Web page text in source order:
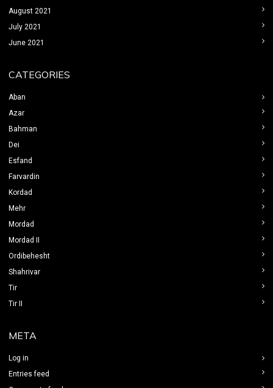
August 2021
July 2021
June 2021
CATEGORIES
Aban
Azar
Bahman
Dei
Esfand
Farvardin
Kordad
Mehr
Mordad
Mordad II
Ordibehesht
Shahrivar
Tir
Tir II
META
Log in
Entries feed